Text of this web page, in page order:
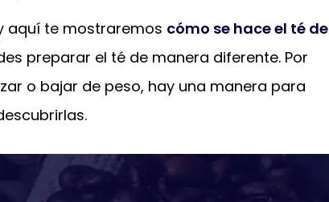
aquí te mostraremos cómo se hace el té de
preparar el té de manera diferente. Por
o bajar de peso, hay una manera para